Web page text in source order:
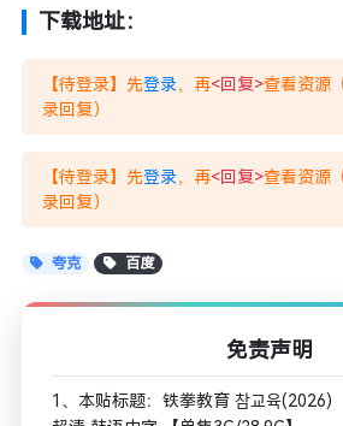
下载地址：
【待登录】先登录，再<回复>查看资源
录回复）
【待登录】先登录，再<回复>查看资源
录回复）
夸克 百度
免责声明
1、本贴标题：铁拳教育 참교육(2026)